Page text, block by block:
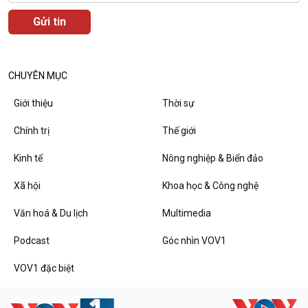
Văn hoá & Du lịch
Chát với người nổi tiếng
Câu chuyện Thể thao
E-Magazine
Bình luận
Dòng chảy sự kiện
CHUYÊN MỤC
Giới thiệu Thời sự
Chính trị Thế giới
Kinh tế Nông nghiệp & Biển đảo
Xã hội Khoa học & Công nghệ
Văn hoá & Du lịch Multimedia
Podcast Góc nhìn VOV1
VOV1 đặc biệt